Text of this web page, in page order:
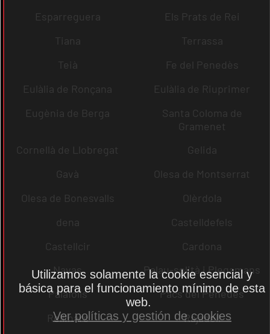
Esparreguera
Els Prats de Rei
Tiana
Terrassa
Teià
Fe del Penedès
Eulàlia de Ronçana
Eulàlia de Riuprimer
Eugènia de Berga
Santa Coloma de
Gramenet
Cornellà de Llobregat
Gelida
Gavà
Olesa de Montserrat
Olesa de Bonesvalls
Olèrdola
dena
Castelldefels
Castellcir
Cardona
Navas
Palau-solità i Plegamans
Palafolls
Pacs del Penedès
Rellinars
Rajadell
Utilizamos solamente la cookie esencial y
básica para el funcionamiento mínimo de esta
web.
Ver políticas y gestión de cookies